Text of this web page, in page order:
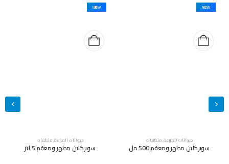
NEW
حيوانات المزرعة,منظفات
سوبركلين مطهر ومعقم 500 مل
NEW
حيوانات المزرعة,منظفات
سوبركلين مطهر ومعقم 5 لتر